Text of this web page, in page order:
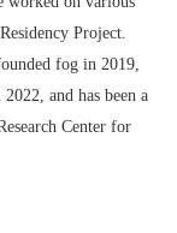
Project.
fog in 2019,
and has been a
Center for